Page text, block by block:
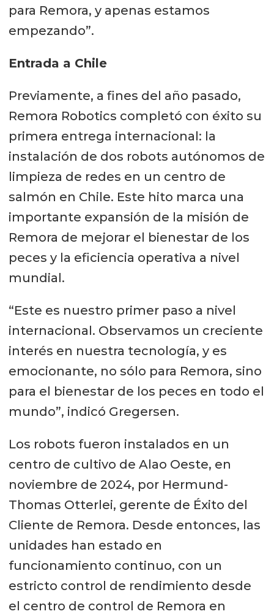
para Remora, y apenas estamos
empezando”.
Entrada a Chile
Previamente, a fines del año pasado,
Remora Robotics completó con éxito su
primera entrega internacional: la
instalación de dos robots autónomos de
limpieza de redes en un centro de
salmón en Chile. Este hito marca una
importante expansión de la misión de
Remora de mejorar el bienestar de los
peces y la eficiencia operativa a nivel
mundial.
“Este es nuestro primer paso a nivel
internacional. Observamos un creciente
interés en nuestra tecnología, y es
emocionante, no sólo para Remora, sino
para el bienestar de los peces en todo el
mundo”, indicó Gregersen.
Los robots fueron instalados en un
centro de cultivo de Alao Oeste, en
noviembre de 2024, por Hermund-
Thomas Otterlei, gerente de Éxito del
Cliente de Remora. Desde entonces, las
unidades han estado en
funcionamiento continuo, con un
estricto control de rendimiento desde
el centro de control de Remora en